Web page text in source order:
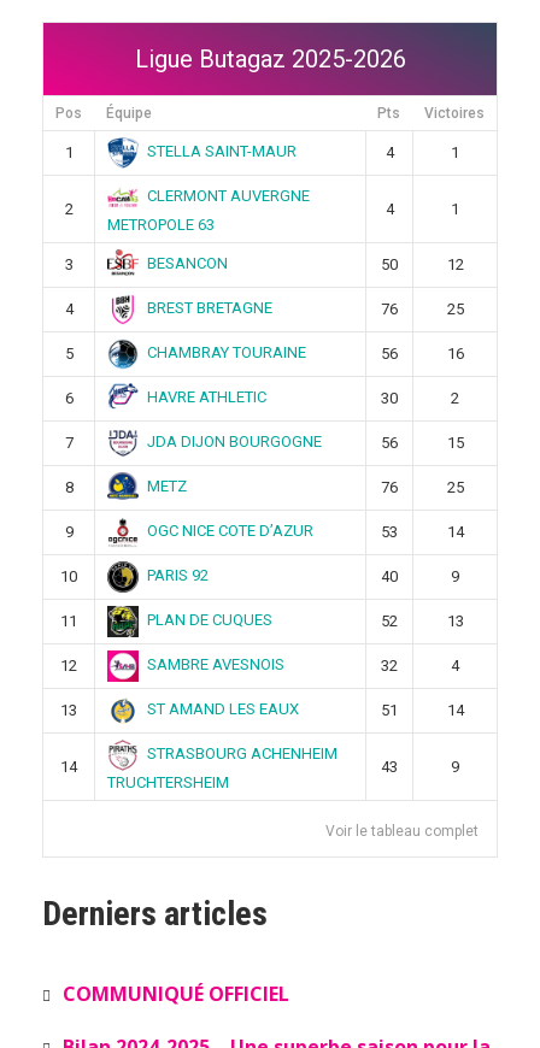
Ligue Butagaz 2025-2026
Pos Équipe Pts Victoires
1 STELLA SAINT-MAUR 4 1
2
CLERMONT AUVERGNE
METROPOLE 63
4 1
3 BESANCON 50 12
4 BREST BRETAGNE 76 25
5 CHAMBRAY TOURAINE 56 16
6 HAVRE ATHLETIC 30 2
7 JDA DIJON BOURGOGNE 56 15
8 METZ 76 25
9 OGC NICE COTE D’AZUR 53 14
10 PARIS 92 40 9
11 PLAN DE CUQUES 52 13
12 SAMBRE AVESNOIS 32 4
13 ST AMAND LES EAUX 51 14
14
STRASBOURG ACHENHEIM
TRUCHTERSHEIM
43 9
Voir le tableau complet
Derniers articles
COMMUNIQUÉ OFFICIEL